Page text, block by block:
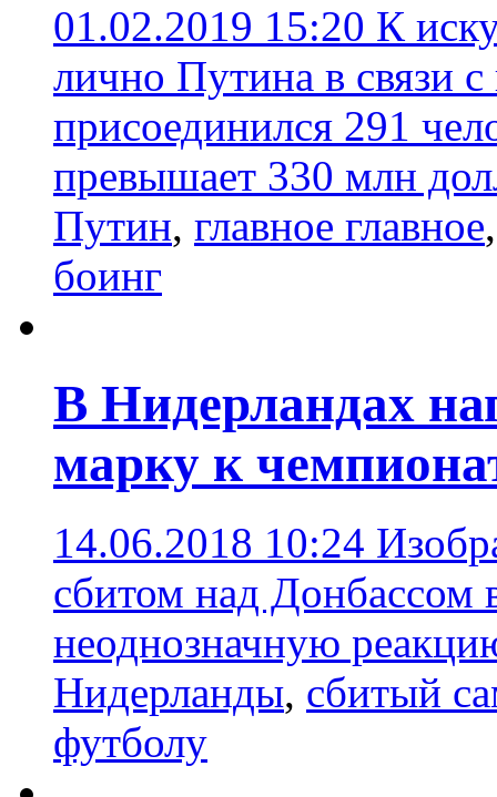
01.02.2019 15:20 К
лично Путина в связи
присоединился 291
превышает 330 млн
Путин, главное главное
боинг
В Нидерландах
марку к
14.06.2018 10:24
сбитом над Донбассом
неоднозначную
Нидерланды, сбитый
футболу